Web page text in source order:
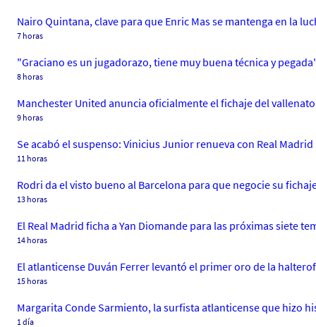
Nairo Quintana, clave para que Enric Mas se mantenga en la
7 horas
"Graciano es un jugadorazo, tiene muy buena técnica y
8 horas
Manchester United anuncia oficialmente el fichaje del
9 horas
Se acabó el suspenso: Vinicius Junior renueva con Real Madrid
11 horas
Rodri da el visto bueno al Barcelona para que negocie su
13 horas
El Real Madrid ficha a Yan Diomande para las próximas siete
14 horas
El atlanticense Duván Ferrer levantó el primer oro de la
15 horas
Margarita Conde Sarmiento, la surfista atlanticense que hizo
1 día